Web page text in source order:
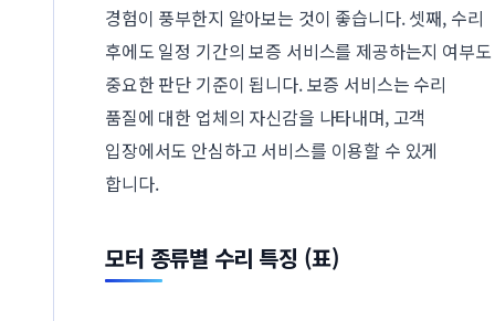
경험이 풍부한지 알아보는 것이 좋습니다. 셋째, 수리
후에도 일정 기간의 보증 서비스를 제공하는지 여부도
중요한 판단 기준이 됩니다. 보증 서비스는 수리
품질에 대한 업체의 자신감을 나타내며, 고객
입장에서도 안심하고 서비스를 이용할 수 있게
합니다.
모터 종류별 수리 특징 (표)